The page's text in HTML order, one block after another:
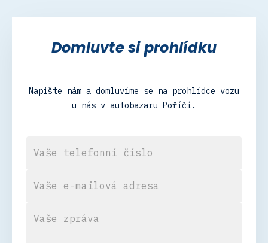
Domluvte si prohlídku
Napište nám a domluvíme se na prohlídce vozu
u nás v autobazaru Poříčí.